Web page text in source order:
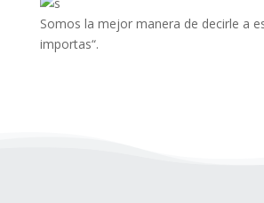
Somos la mejor manera de decirle a
importas“.